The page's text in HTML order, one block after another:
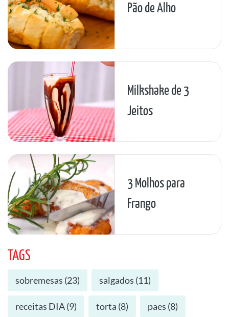
Pão de Alho
Milkshake de 3
Jeitos
3 Molhos para
Frango
TAGS
sobremesas (23) salgados (11)
receitas DIA(9) torta (8) paes (8)